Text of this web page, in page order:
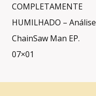
COMPLETAMENTE
HUMILHADO – Análise
ChainSaw Man EP.
07×01